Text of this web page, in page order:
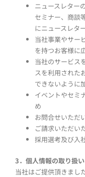
ニュースレター
セミナー、商談
にニュースレタ
当社事業やサー
を持つお客様に
当社のサービス
スを利用された
できないように
イベントやセミ
め
お問合せいただ
ご請求いただい
採用選考及び入
3．個人情報の取り扱
当社はご提供頂きまし